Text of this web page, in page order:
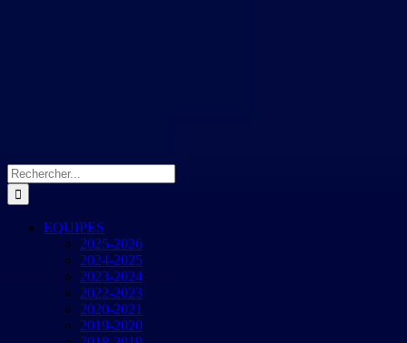
Rechercher:
EQUIPES
2025-2026
2024-2025
2023-2024
2022-2023
2020-2021
2019-2020